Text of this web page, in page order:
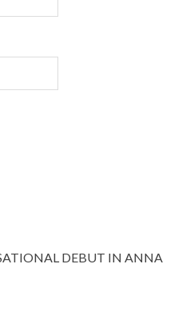
DEBUT IN ANNA